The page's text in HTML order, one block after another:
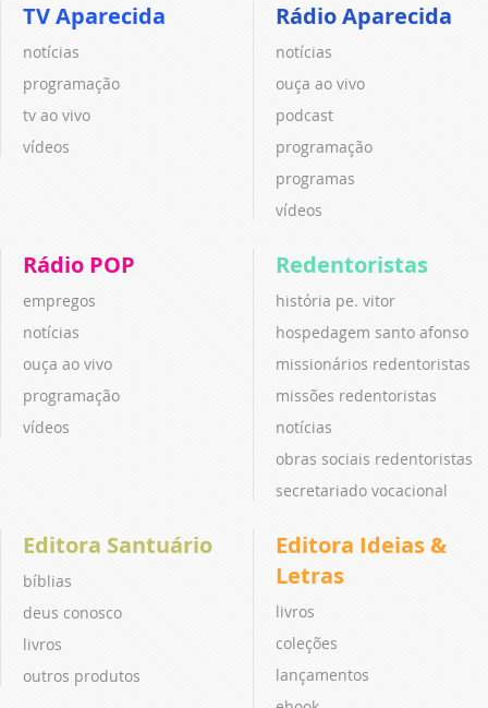
TV Aparecida
notícias
programação
tv ao vivo
vídeos
Rádio Aparecida
notícias
ouça ao vivo
podcast
programação
programas
vídeos
Rádio POP
empregos
notícias
ouça ao vivo
programação
vídeos
Redentoristas
história pe. vitor
hospedagem santo afonso
missionários redentoristas
missões redentoristas
notícias
obras sociais redentoristas
secretariado vocacional
Editora Santuário
bíblias
deus conosco
livros
outros produtos
Editora Ideias &
Letras
livros
coleções
lançamentos